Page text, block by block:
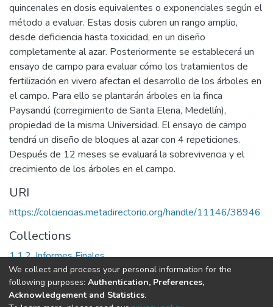
quincenales en dosis equivalentes o exponenciales según el
método a evaluar. Estas dosis cubren un rango amplio,
desde deficiencia hasta toxicidad, en un diseño
completamente al azar. Posteriormente se establecerá un
ensayo de campo para evaluar cómo los tratamientos de
fertilización en vivero afectan el desarrollo de los árboles en
el campo. Para ello se plantarán árboles en la finca
Paysandú (corregimiento de Santa Elena, Medellín),
propiedad de la misma Universidad. El ensayo de campo
tendrá un diseño de bloques al azar con 4 repeticiones.
Después de 12 meses se evaluará la sobrevivencia y el
crecimiento de los árboles en el campo.
URI
https://colciencias.metadirectorio.org/handle/11146/38946
Collections
1.1.2. Informes Finales
Full item page
We collect and process your personal information for the
following purposes: Authentication, Preferences,
Acknowledgement and Statistics.